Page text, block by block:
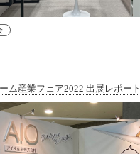
ム産業フェア2022 出展レポート